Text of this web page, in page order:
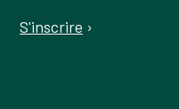
S'inscrire ›